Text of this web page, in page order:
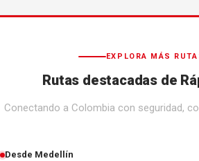
EXPLORA MÁS
Rutas destacadas de
Conectando a Colombia con seguridad,
Desde Medellín